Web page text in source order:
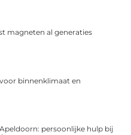
magneten al generaties
binnenklimaat en
persoonlijke hulp bij